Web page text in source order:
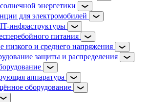
энергетики
для электромобилей
инфраструктуры
питания
низкого и среднего напряжения
защиты и распределения
аппаратура
оборудование